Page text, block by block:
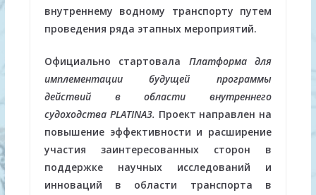
внутреннему водному транспорту путем
проведения ряда этапных мероприятий.
Официально стартовала Платформа для
имплементации будущей программы
действий в области внутреннего
судоходства PLATINA3. Проект направлен на
повышение эффективности и расширение
участия заинтересованных сторон в
поддержке научных исследований и
инноваций в области транспорта в